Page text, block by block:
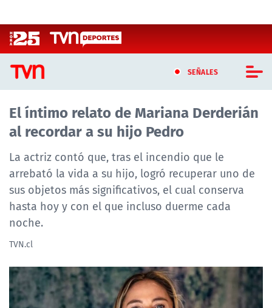
SEÑALES
CASTING MASTERCHEF CHILE
CASTING TVN VERTICAL
TVN VERTICAL
TVN PLAY
PROGRAMAS
NTV
El íntimo relato de Mariana Derderián
al recordar a su hijo Pedro
La actriz contó que, tras el incendio que le
arrebató la vida a su hijo, logró recuperar uno de
sus objetos más significativos, el cual conserva
hasta hoy y con el que incluso duerme cada
noche.
TVN.cl